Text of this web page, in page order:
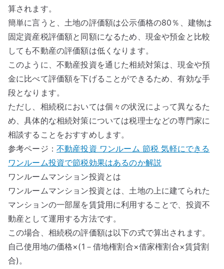
算されます。
簡単に言うと、土地の評価額は公示価格の80％、建物は
固定資産税評価額と同額になるため、現金や預金と比較
しても不動産の評価額は低くなります。
このように、不動産投資を通じた相続対策は、現金や預
金に比べて評価額を下げることができるため、有効な手
段となります。
ただし、相続税においては個々の状況によって異なるた
め、具体的な相続対策については税理士などの専門家に
相談することをおすすめします。
参考ページ： 不動産投資 ワンルーム 節税 気軽にできる
ワンルーム投資で節税効果はあるのか解説
ワンルームマンション投資とは
ワンルームマンション投資とは、土地の上に建てられた
マンションの一部屋を賃貸用に利用することで、投資不
動産として運用する方法です。
この場合、相続税の評価額は以下の式で算出されます。
自己使用地の価格×(1－借地権割合×借家権割合×賃貸割
合)。